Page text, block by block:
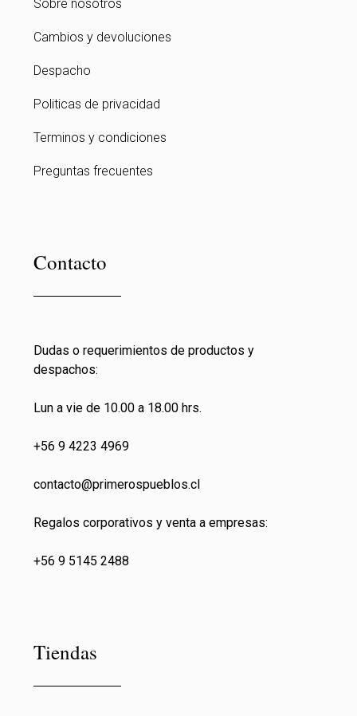
Sobre nosotros
Cambios y devoluciones
Despacho
Politicas de privacidad
Terminos y condiciones
Preguntas frecuentes
Contacto
Dudas o requerimientos de productos y
despachos:
Lun a vie de 10.00 a 18.00 hrs.
+56 9 4223 4969
contacto@primerospueblos.cl
Regalos corporativos y venta a empresas:
+56 9 5145 2488
Tiendas